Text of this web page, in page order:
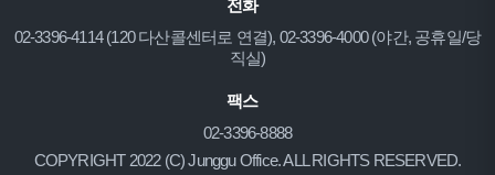
전화
02-3396-4114 (120 다산콜센터로 연결), 02-3396-4000 (야간, 공휴일/당
직실)
팩스
02-3396-8888
COPYRIGHT 2022 (C) Junggu Office. ALL RIGHTS RESERVED.